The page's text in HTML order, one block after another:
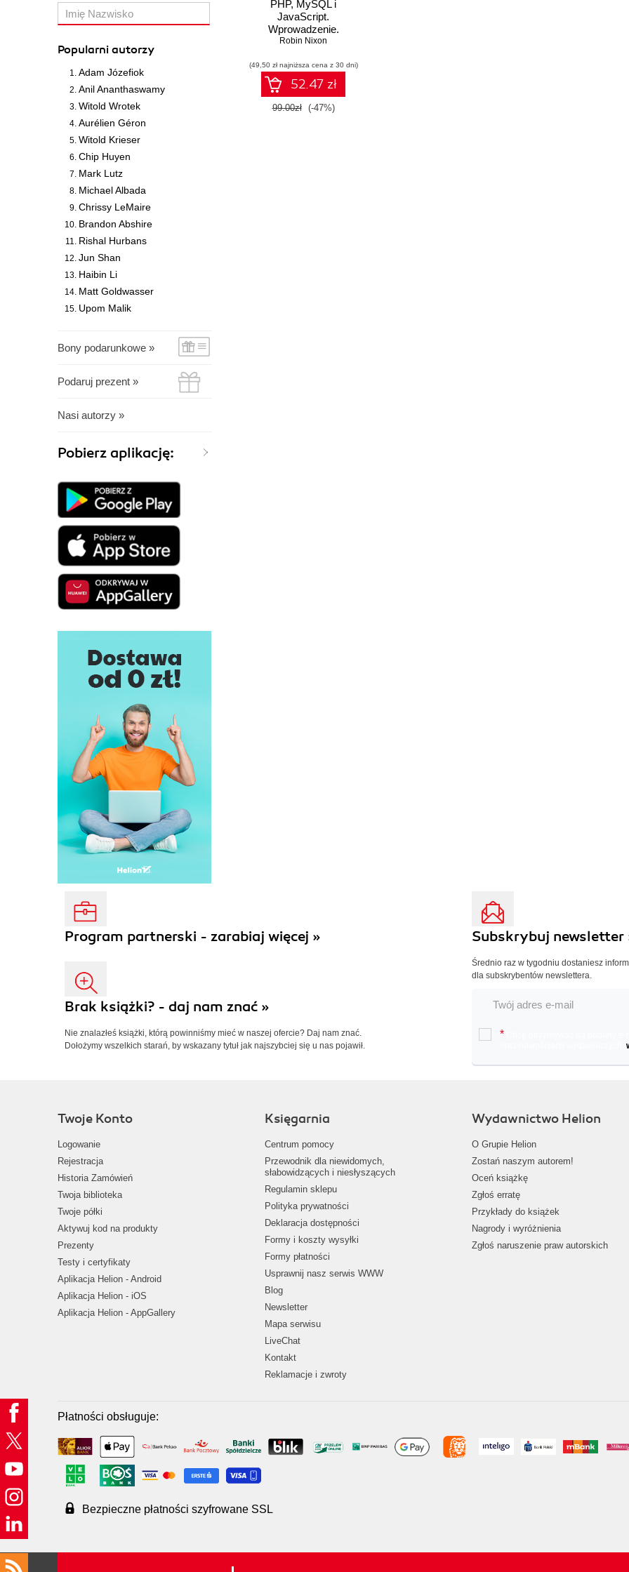
Popularni autorzy
Adam Józefiok
Anil Ananthaswamy
Witold Wrotek
Aurélien Géron
Witold Krieser
Chip Huyen
Mark Lutz
Michael Albada
Chrissy LeMaire
Brandon Abshire
Rishal Hurbans
Jun Shan
Haibin Li
Matt Goldwasser
Upom Malik
Bony podarunkowe »
Podaruj prezent »
Nasi autorzy »
Pobierz aplikację:
PHP, MySQL i
JavaScript.
Wprowadzenie.
Wydanie IV
Robin Nixon
(49,50 zł najniższa cena z 30 dni)
52.47 zł
99.00zł (-47%)
Program partnerski - zarabiaj więcej »
Brak książki? - daj nam znać »
Nie znalazłeś książki, którą powinniśmy mieć w naszej ofercie? Daj nam znać.
Dołożymy wszelkich starań, by wskazany tytuł jak najszybciej się u nas pojawił.
Subskrybuj newsletter
Średnio raz w tygodniu dostaniesz
dla subskrybentów newslettera.
*
Twoje Konto
Logowanie
Rejestracja
Historia Zamówień
Twoja biblioteka
Twoje półki
Aktywuj kod na produkty
Prezenty
Testy i certyfikaty
Aplikacja Helion - Android
Aplikacja Helion - iOS
Aplikacja Helion - AppGallery
Księgarnia
Centrum pomocy
Przewodnik dla niewidomych,
słabowidzących i niesłyszących
Regulamin sklepu
Polityka prywatności
Deklaracja dostępności
Formy i koszty wysyłki
Formy płatności
Usprawnij nasz serwis WWW
Blog
Newsletter
Mapa serwisu
LiveChat
Kontakt
Reklamacje i zwroty
Wydawnictwo Helion
O Grupie Helion
Zostań naszym autorem!
Oceń książkę
Zgłoś erratę
Przykłady do książek
Nagrody i wyróżnienia
Zgłoś naruszenie praw autorskich
Płatności obsługuje:
Bezpieczne płatności szyfrowane SSL